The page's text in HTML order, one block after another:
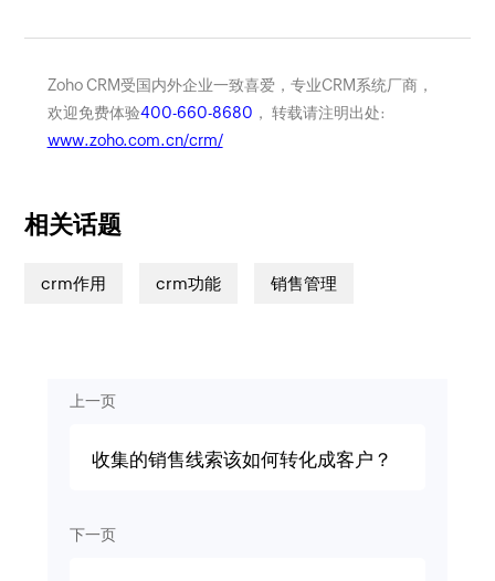
Zoho CRM受国内外企业一致喜爱，专业CRM系统厂商，
欢迎免费体验400-660-8680 ， 转载请注明出处:
www.zoho.com.cn/crm/
相关话题
crm作用 crm功能 销售管理
上一页
收集的销售线索该如何转化成客户？
下一页